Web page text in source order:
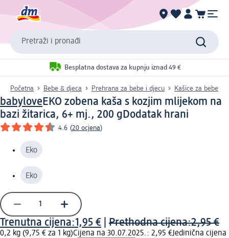
Pretraži i pronađi
Besplatna dostava za kupnju iznad 49 €
Početna Bebe & djeca Prehrana za bebe i djecu Kašice za bebe
babyloveEKO zobena kaša s kozjim mlijekom na
bazi žitarica, 6+ mj., 200 gDodatak hrani
4.6 (20 ocjena)
Eko
Eko
Trenutna cijena:1,95 € Prethodna cijena:2,95 €
0,2 kg (9,75 € za 1 kg)Cijena na 30.07.2025.: 2,95 €Jedinična cijena